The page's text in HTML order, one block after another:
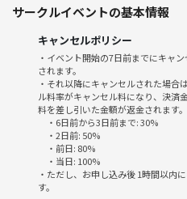
知る人ぞ知るボブジテンですが、
こちらのスペースでは10種類フル
道、大阪のボブジテンは、現地に
いないので、激レアです！！
また複数シリーズ混ぜるとバラバ
爆上がりで、盛り上がること間違い
〜会場〜
水道橋駅から激チカ徒歩1分！！
30人以上入れる広々としたイベント
サークルイベントの基本情報
キャンセルポリシー
・イベント開始の7日前までにキャ
されます。
・それ以降にキャンセルされた場合
ル料率がキャンセル料になり、決済
料を差し引いた金額が返金されます。
・6日前から3日前まで: 30%
・2日前: 50%
・前日: 80%
・当日: 100%
・ただし、お申し込み後 1時間以内
す。